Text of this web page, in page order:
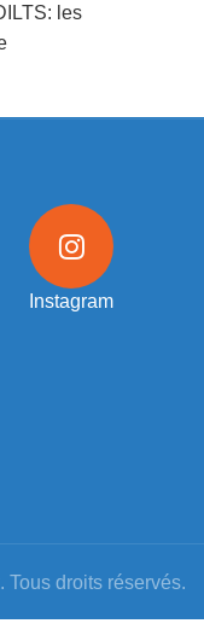
les
Instagram
droits réservés.